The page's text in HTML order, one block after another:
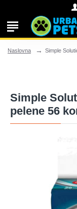
Naslovna Simple
Simple
pelene 56